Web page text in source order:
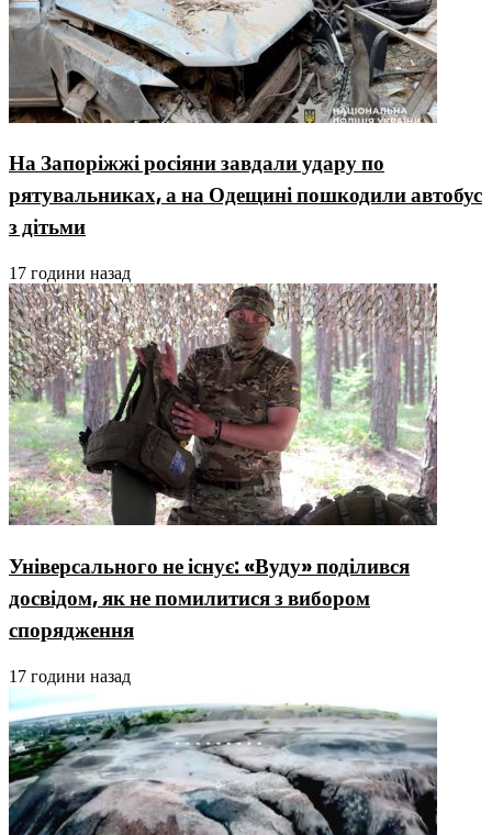
На Запоріжжі росіяни завдали удару по
рятувальниках, а на Одещині пошкодили автобус
з дітьми
17 години назад
Універсального не існує: «Вуду» поділився
досвідом, як не помилитися з вибором
спорядження
17 години назад